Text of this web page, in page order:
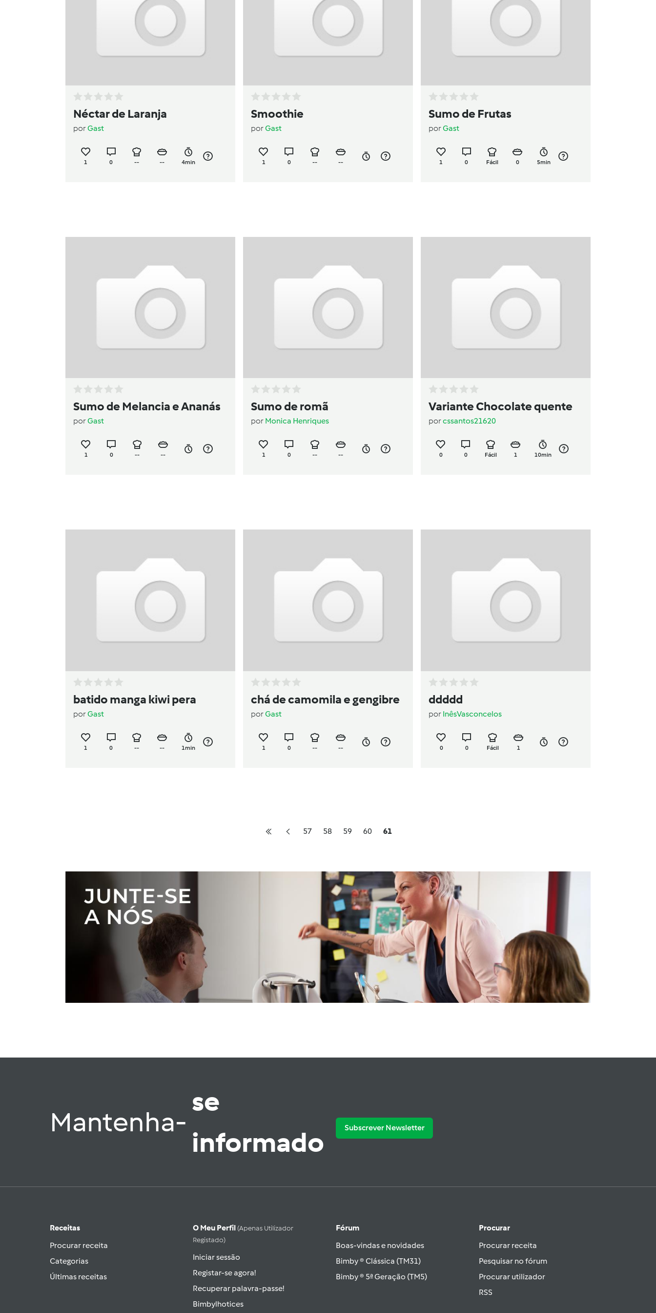
Néctar de Laranja
porGast
1 0 -- -- 4min
Smoothie
porGast
1 0 -- --
Sumo de Frutas
porGast
1 0 Fácil 0 5min
Sumo de Melancia e Ananás
porGast
1 0 -- --
Sumo de romã
por Monica Henriques
1 0 -- --
Variante Chocolate quente
porcssantos21620
0 0 Fácil 1 10min
batido manga kiwi pera
porGast
1 0 -- -- 1min
chá de camomila e gengibre
porGast
1 0 -- --
ddddd
por InêsVasconcelos
0 0 Fácil 1
57 58 59 60 61
Mantenha-
se
informado
Subscrever Newsletter
Receitas
Procurar receita
Categorias
Últimas receitas
O Meu Perfil (apenas Utilizador
Registado)
Iniciar sessão
Registar-se agora!
Recuperar palavra-passe!
Bimbylhotices
Fórum
Boas-vindas e novidades
Bimby ® Clássica (TM31)
Bimby ® 5ª Geração (TM5)
Procurar
Procurar receita
Pesquisar no fórum
Procurar utilizador
RSS